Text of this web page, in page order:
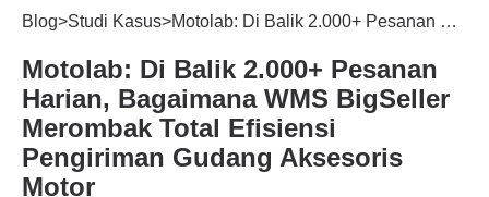
Blog>Studi Kasus>Motolab: Di Balik 2.000+ Pesanan Harian, Bagaimana WMS BigSeller Merombak Total Efisiensi Pengiriman Gudang Aksesoris Motor
Motolab: Di Balik 2.000+ Pesanan
Harian, Bagaimana WMS BigSeller
Merombak Total Efisiensi
Pengiriman Gudang Aksesoris
Motor